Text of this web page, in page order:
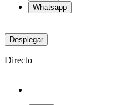
Whatsapp
Desplegar
Directo